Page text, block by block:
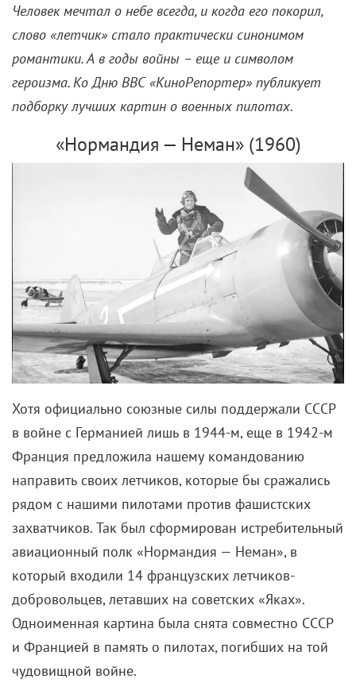
Человек мечтал о небе всегда, и когда его покорил,
слово «летчик» стало практически синонимом
романтики. А в годы войны – еще и символом
героизма. Ко Дню ВВС «КиноРепортер» публикует
подборку лучших картин о военных пилотах.
«Нормандия — Неман» (1960)
Хотя официально союзные силы поддержали СССР
в войне с Германией лишь в 1944-м, еще в 1942-м
Франция предложила нашему командованию
направить своих летчиков, которые бы сражались
рядом с нашими пилотами против фашистских
захватчиков. Так был сформирован истребительный
авиационный полк «Нормандия — Неман», в
который входили 14 французских летчиков-
добровольцев, летавших на советских «Яках».
Одноименная картина была снята совместно СССР
и Францией в память о пилотах, погибших на той
чудовищной войне.